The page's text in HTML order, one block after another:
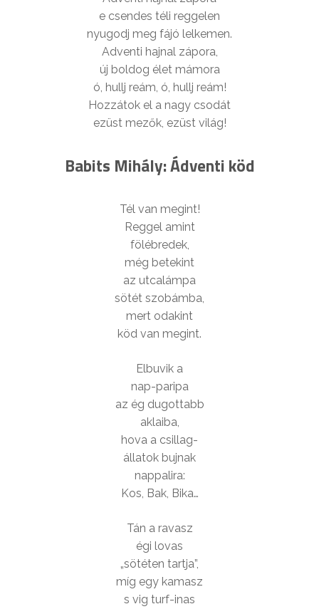
e csendes téli reggelen
nyugodj meg fájó lelkemen.
Adventi hajnal zápora,
új boldog élet mámora
ó, hullj reám, ó, hullj reám!
Hozzátok el a nagy csodát
ezüst mezők, ezüst világ!
Babits Mihály: Ádventi köd
Tél van megint!
Reggel amint
fölébredek,
még betekint
az utcalámpa
sötét szobámba,
mert odakint
köd van megint.
Elbuvik a
nap-paripa
az ég dugottabb
aklaiba,
hova a csillag-
állatok bujnak
nappalira:
Kos, Bak, Bika…
Tán a ravasz
égi lovas
„sötéten tartja”,
míg egy kamasz
s vig turf-inas